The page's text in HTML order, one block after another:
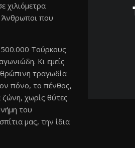
χιλιόμετρα
Άνθρωποι που
Τούρκους
Κι εμείς
τραγωδία
πόνο, το πένθος,
ζώνη, χωρίς θύτες
του
μας, την ίδια